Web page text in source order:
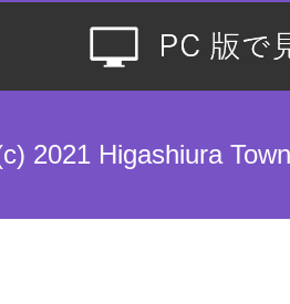
2021 Higashiura